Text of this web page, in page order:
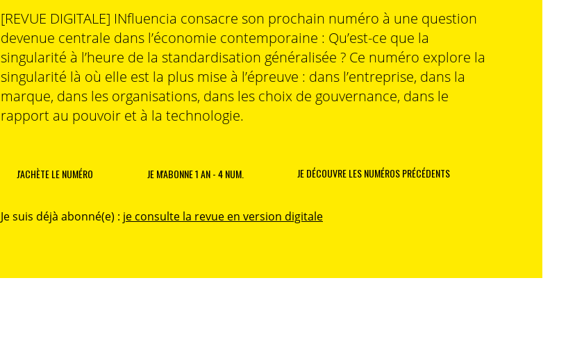
[REVUE DIGITALE] INfluencia consacre son prochain numéro à une question
devenue centrale dans l’économie contemporaine : Qu’est-ce que la
singularité à l’heure de la standardisation généralisée ? Ce numéro explore la
singularité là où elle est la plus mise à l’épreuve : dans l’entreprise, dans la
marque, dans les organisations, dans les choix de gouvernance, dans le
rapport au pouvoir et à la technologie.
J'ACHÈTE LE NUMÉRO JE M'ABONNE 1 AN - 4 NUM. JE DÉCOUVRE LES NUMÉROS PRÉCÉDENTS
Je suis déjà abonné(e) : je consulte la revue en version digitale